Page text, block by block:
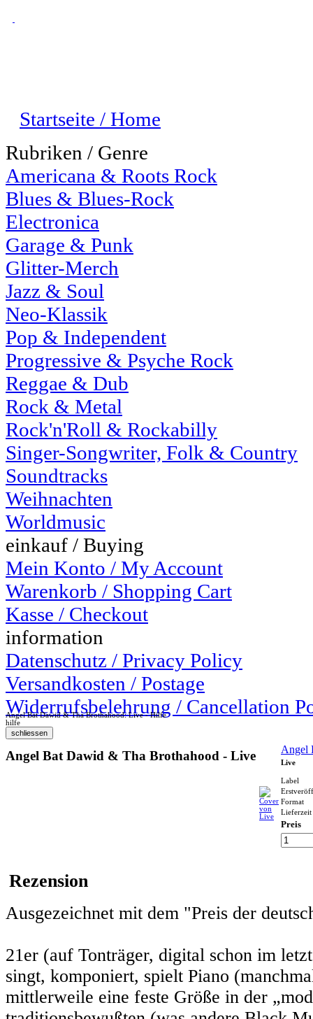
Startseite / Home
Rubriken / Genre
Americana & Roots Rock
Blues & Blues-Rock
Electronica
Garage & Punk
Glitter-Merch
Jazz & Soul
Neo-Klassik
Pop & Independent
Progressive & Psyche Rock
Reggae & Dub
Rock & Metal
Rock'n'Roll & Rockabilly
Singer-Songwriter, Folk & Country
Soundtracks
Weihnachten
Worldmusic
einkauf / Buying
Mein Konto / My Account
Warenkorb / Shopping Cart
Kasse / Checkout
information
Datenschutz / Privacy Policy
Versandkosten / Postage
Widerrufsbelehrung / Cancellation
Angel Bat Dawid & Tha Brothahood: Live - Hilfe
hilfe
Angel Bat Dawid & Tha Brothahood - Live Angel
Live
Label
Format
Lieferzeit
Preis
Rezension
Ausgezeichnet mit dem "Preis der
21er (auf Tonträger, digital schon im
singt, komponiert, spielt Piano
mittlerweile eine feste Größe in der